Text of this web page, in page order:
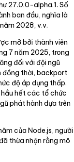
27.0.0-alpha.1. Số
ban đầu, nghĩa là
2028, v.v.
mở bởi thành viên
7 năm 2025, trong
đối với đội ngũ
đồng thời, backport
độ áp dụng thấp.
hết các tổ chức
phát hành dựa trên
của Node.js, người
thừa nhận rằng mô